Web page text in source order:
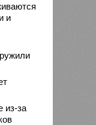
и
из-за